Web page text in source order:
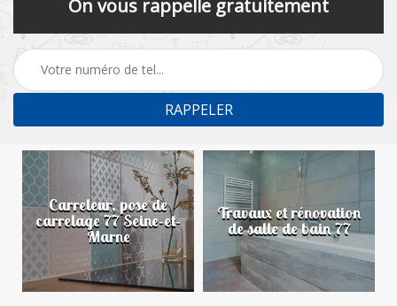
On vous rappelle gratuitement
Carreleur, pose de
carrelage 77 Seine-et-
Marne
Travaux et rénovation
de salle de bain 77